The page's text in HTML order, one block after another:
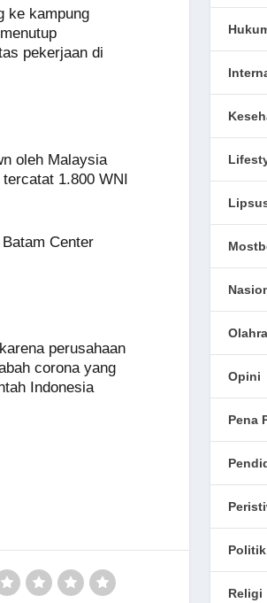
ke kampung
pekerjaan di
oleh Malaysia
1.800 WNI
Center
perusahaan
corona yang
Indonesia
Opini
Pena
Politik
Religi